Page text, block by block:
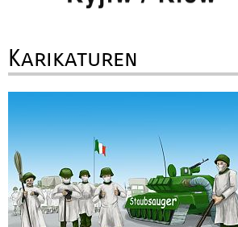
Karikaturen